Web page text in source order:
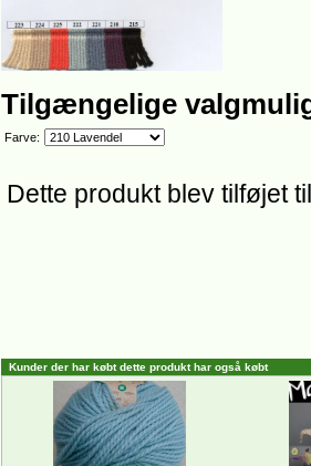
Tilgængelige
Farve:
Dette produkt blev tilføjet
Kunder der har købt dette produkt har også købt